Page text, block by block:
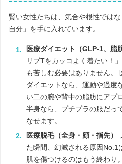
賢い女性たちは、気合や根性では
自分」を手に入れています。
医療ダイエット（GLP-1、脂
リブTをカッコよく着たい！
も苦しむ必要はありません。
ダイエットなら、運動や過度
い二の腕や背中の脂肪にアプ
半身なら、プチプラの服だっ
なせます。
医療脱毛（全身・顔・指先）
た瞬間、幻滅される原因No.1
肌を傷つけるのはもう終わり